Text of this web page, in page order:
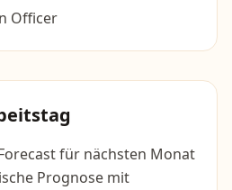
Officer
für nächsten Monat
Prognose mit